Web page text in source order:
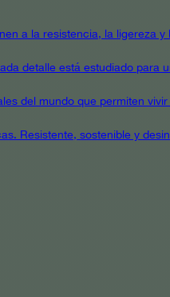
a la resistencia, la ligereza
detalle está estudiado para
del mundo que permiten
Resistente, sostenible y